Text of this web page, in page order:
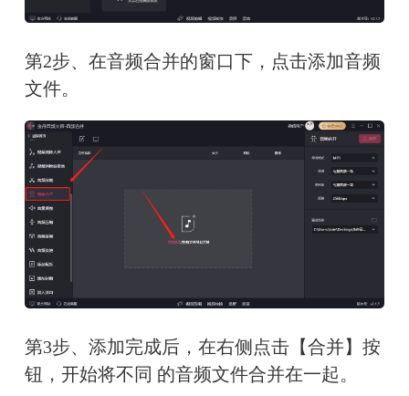
第2步、在音频合并的窗口下，点击添加音频
文件。
第3步、添加完成后，在右侧点击【合并】按
钮，开始将不同 的音频文件合并在一起。